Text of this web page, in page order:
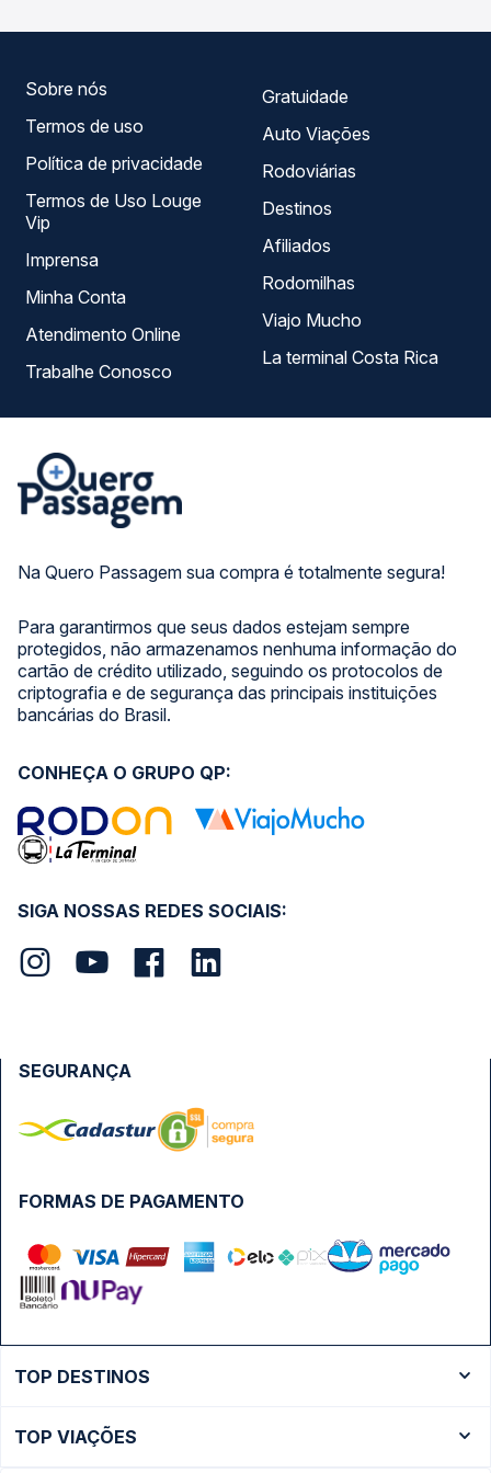
Na Quero Passagem sua compra é totalmente segura!
Para garantirmos que seus dados estejam sempre
protegidos, não armazenamos nenhuma informação do
cartão de crédito utilizado, seguindo os protocolos de
criptografia e de segurança das principais instituições
bancárias do Brasil.
Sobre nós
Termos de uso
Política de privacidade
Termos de Uso Louge
Vip
Imprensa
Minha Conta
Atendimento Online
Trabalhe Conosco
Gratuidade
Auto Viações
Rodoviárias
Destinos
Afiliados
Rodomilhas
Viajo Mucho
La terminal Costa Rica
SIGA NOSSAS REDES SOCIAIS:
CONHEÇA O GRUPO QP:
FORMAS DE PAGAMENTO
SEGURANÇA
TOP DESTINOS
Ônibus São Paulo
TOP VIAÇÕES